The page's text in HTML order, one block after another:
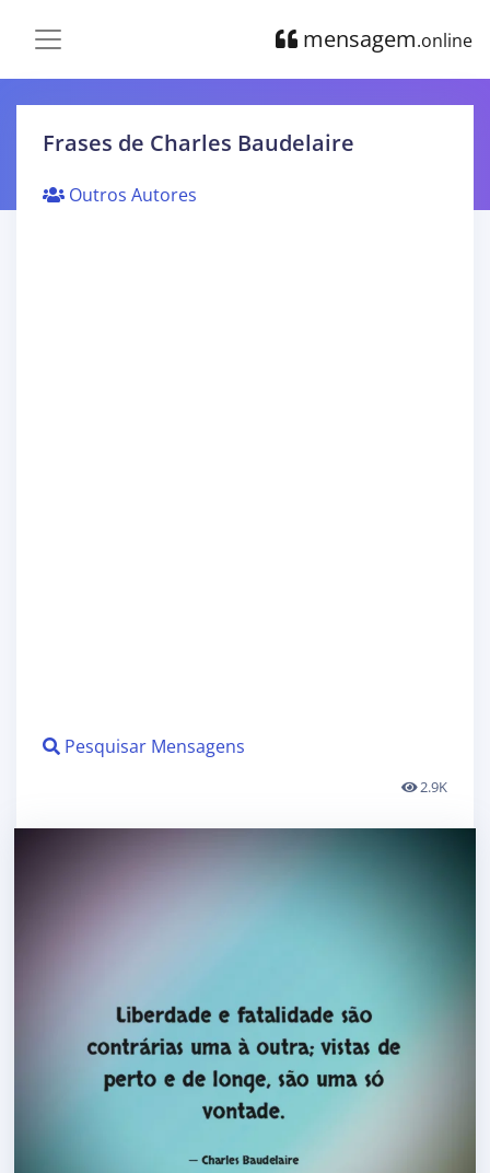
mensagem.online
Frases de Charles Baudelaire
Outros Autores
Pesquisar Mensagens
2.9K